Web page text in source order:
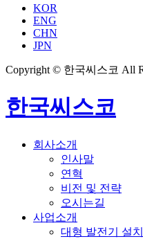
KOR
ENG
CHN
JPN
Copyright © 한국씨스코 All
한국씨스코
회사소개
인사말
연혁
비전 및 전략
오시는길
사업소개
대형 발전기 설